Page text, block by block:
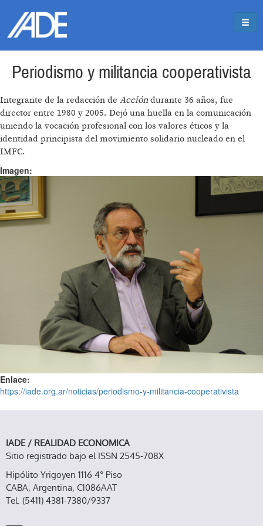
Periodismo y militancia cooperativista
Integrante de la redacción de Acción durante 36 años, fue
director entre 1980 y 2005. Dejó una huella en la comunicación
uniendo la vocación profesional con los valores éticos y la
identidad principista del movimiento solidario nucleado en el
IMFC.
Imagen:
Enlace:
https://iade.org.ar/noticias/periodismo-y-militancia-cooperativista
IADE / REALIDAD ECONOMICA
Sitio registrado bajo el ISSN 2545-708X
Hipólito Yrigoyen 1116 4° Piso
CABA, Argentina, C1086AAT
Tel. (5411) 4381-7380/9337